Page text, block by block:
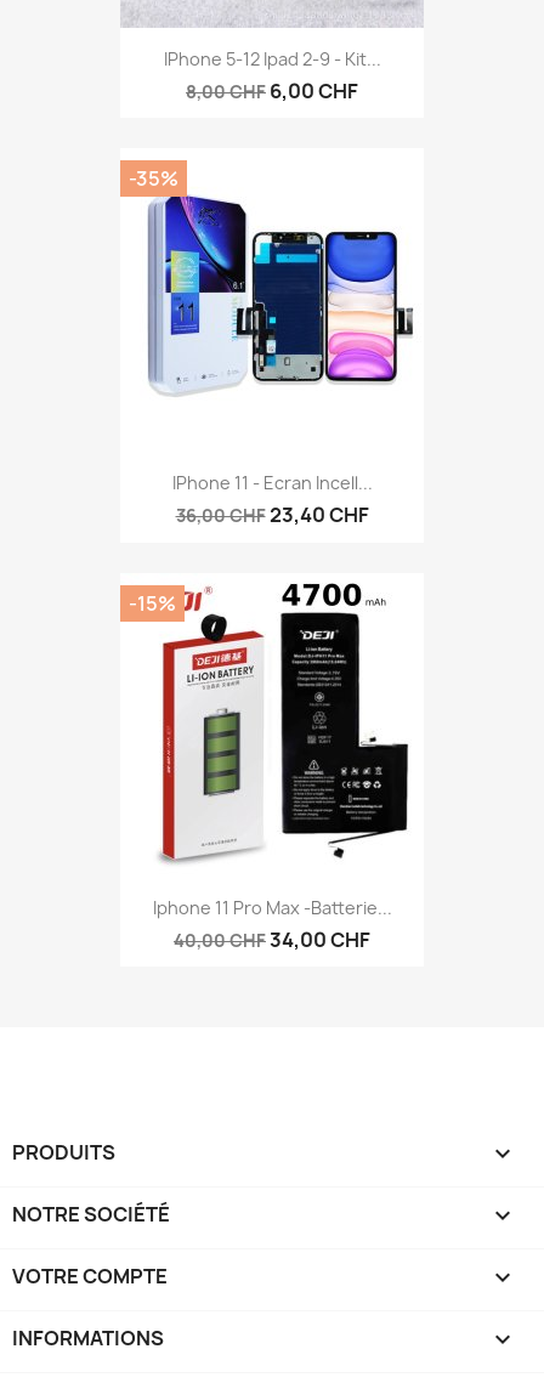
IPhone 5-12 Ipad 2-9 - Kit...
8,00 CHF 6,00 CHF
IPhone 11 - Ecran Incell...
36,00 CHF23,40 CHF
-35%
Iphone 11 Pro Max -Batterie...
40,00 CHF34,00 CHF
-15%
PRODUITS 
NOTRE SOCIÉTÉ 
VOTRE COMPTE 
INFORMATIONS keyboard_arrow_down